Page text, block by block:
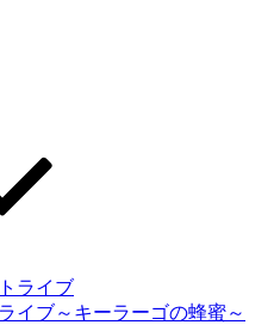
ライブ
イブ～キーラーゴの蜂蜜～